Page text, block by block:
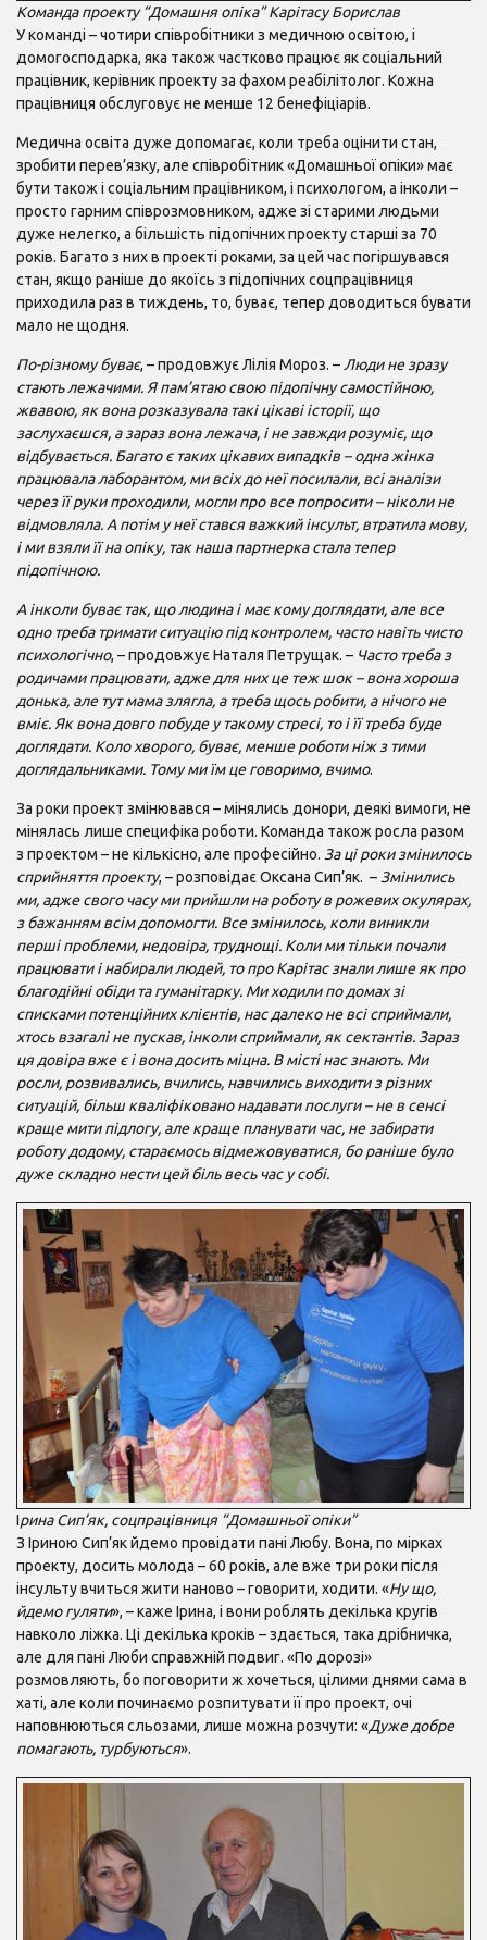
Команда проекту “Домашня опіка” Карітасу Борислав
У команді – чотири співробітники з медичною освітою, і
домогосподарка, яка також частково працює як соціальний
працівник, керівник проекту за фахом реабілітолог. Кожна
працівниця обслуговує не менше 12 бенефіціарів.
Медична освіта дуже допомагає, коли треба оцінити стан,
зробити перев’язку, але співробітник «Домашньої опіки» має
бути також і соціальним працівником, і психологом, а інколи –
просто гарним співрозмовником, адже зі старими людьми
дуже нелегко, а більшість підопічних проекту старші за 70
років. Багато з них в проекті роками, за цей час погіршувався
стан, якщо раніше до якоїсь з підопічних соцпрацівниця
приходила раз в тиждень, то, буває, тепер доводиться бувати
мало не щодня.
По-різному буває, – продовжує Лілія Мороз. –Люди не зразу
стають лежачими. Я пам’ятаю свою підопічну самостійною,
жвавою, як вона розказувала такі цікаві історії, що
заслухаєшся, а зараз вона лежача, і не завжди розуміє, що
відбувається. Багато є таких цікавих випадків – одна жінка
працювала лаборантом, ми всіх до неї посилали, всі аналізи
через її руки проходили, могли про все попросити – ніколи не
відмовляла. А потім у неї стався важкий інсульт, втратила мову,
і ми взяли її на опіку, так наша партнерка стала тепер
підопічною.
А інколи буває так, що людина і має кому доглядати, але все
одно треба тримати ситуацію під контролем, часто навіть чисто
психологічно, – продовжує Наталя Петрущак. – Часто треба з
родичами працювати, адже для них це теж шок – вона хороша
донька, але тут мама злягла, а треба щось робити, а нічого не
вміє. Як вона довго побуде у такому стресі, то і її треба буде
доглядати. Коло хворого, буває, менше роботи ніж з тими
доглядальниками. Тому ми їм це говоримо, вчимо.
За роки проект змінювався – мінялись донори, деякі вимоги, не
мінялась лише специфіка роботи. Команда також росла разом
з проектом – не кількісно, але професійно. За ці роки змінилось
сприйняття проекту, – розповідає Оксана Сип’як. –Змінились
ми, адже свого часу ми прийшли на роботу в рожевих окулярах,
з бажанням всім допомогти. Все змінилось, коли виникли
перші проблеми, недовіра, труднощі. Коли ми тільки почали
працювати і набирали людей, то про Карітас знали лише як про
благодійні обіди та гуманітарку. Ми ходили по домах зі
списками потенційних клієнтів, нас далеко не всі сприймали,
хтось взагалі не пускав, інколи сприймали, як сектантів. Зараз
ця довіра вже є і вона досить міцна. В місті нас знають. Ми
росли, розвивались, вчились, навчились виходити з різних
ситуацій, більш кваліфіковано надавати послуги – не в сенсі
краще мити підлогу, але краще планувати час, не забирати
роботу додому, стараємось відмежовуватися, бо раніше було
дуже складно нести цей біль весь час у собі.
Ірина Сип’як, соцпрацівниця “Домашньої опіки”
З Іриною Сип’як йдемо провідати пані Любу. Вона, по мірках
проекту, досить молода – 60 років, але вже три роки після
інсульту вчиться жити наново – говорити, ходити. «Ну що,
йдемо гуляти», – каже Ірина, і вони роблять декілька кругів
навколо ліжка. Ці декілька кроків – здається, така дрібничка,
але для пані Люби справжній подвиг. «По дорозі»
розмовляють, бо поговорити ж хочеться, цілими днями сама в
хаті, але коли починаємо розпитувати її про проект, очі
наповнюються сльозами, лише можна розчути: «Дуже добре
помагають, турбуються».